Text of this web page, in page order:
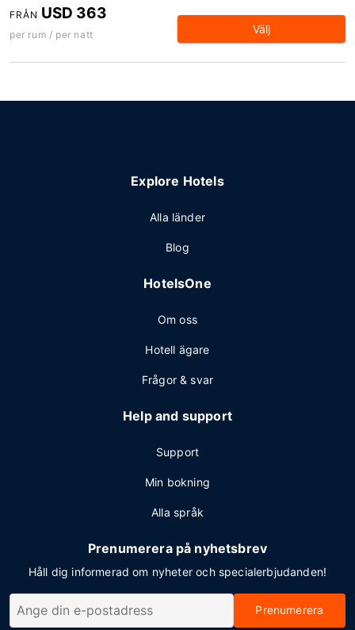
FRÅN USD 363
per rum / per natt Välj
Explore Hotels
Alla länder
Blog
HotelsOne
Om oss
Hotell ägare
Frågor & svar
Help and support
Support
Min bokning
Alla språk
Prenumerera på nyhetsbrev
Håll dig informerad om nyheter och specialerbjudanden!
Prenumerera